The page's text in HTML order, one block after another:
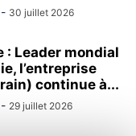
- 30 juillet 2026
Leader mondial
l’entreprise
continue à...
- 29 juillet 2026